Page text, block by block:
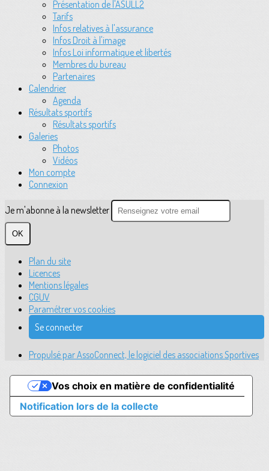
Présentation de l'ASULL2
Tarifs
Infos relatives à l'assurance
Infos Droit à l'image
Infos Loi informatique et libertés
Membres du bureau
Partenaires
Calendrier
Agenda
Résultats sportifs
Résultats sportifs
Galeries
Photos
Vidéos
Mon compte
Connexion
Je m'abonne à la newsletter
OK
Plan du site
Licences
Mentions légales
CGUV
Paramétrer vos cookies
Se connecter
Propulsé par AssoConnect, le logiciel des associations Sportives
Notification lors de la collecte
Vos choix en matière de confidentialité